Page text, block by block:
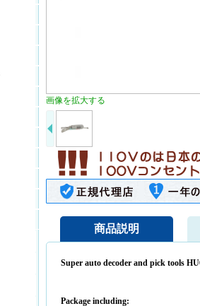
画像を拡大する
商品説明
Super auto decoder and pick tools
Package including: